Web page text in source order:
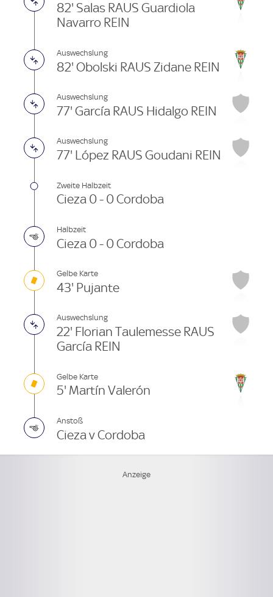
82' Salas RAUS Guardiola
Navarro REIN
Auswechslung
82' Obolski RAUS Zidane REIN
Auswechslung
77' García RAUS Hidalgo REIN
Auswechslung
77' López RAUS Goudani REIN
Zweite Halbzeit
Cieza 0 - 0 Cordoba
Halbzeit
Cieza 0 - 0 Cordoba
Gelbe Karte
43' Pujante
Auswechslung
22' Florian Taulemesse RAUS
García REIN
Gelbe Karte
5' Martín Valerón
Anstoß
Cieza v Cordoba